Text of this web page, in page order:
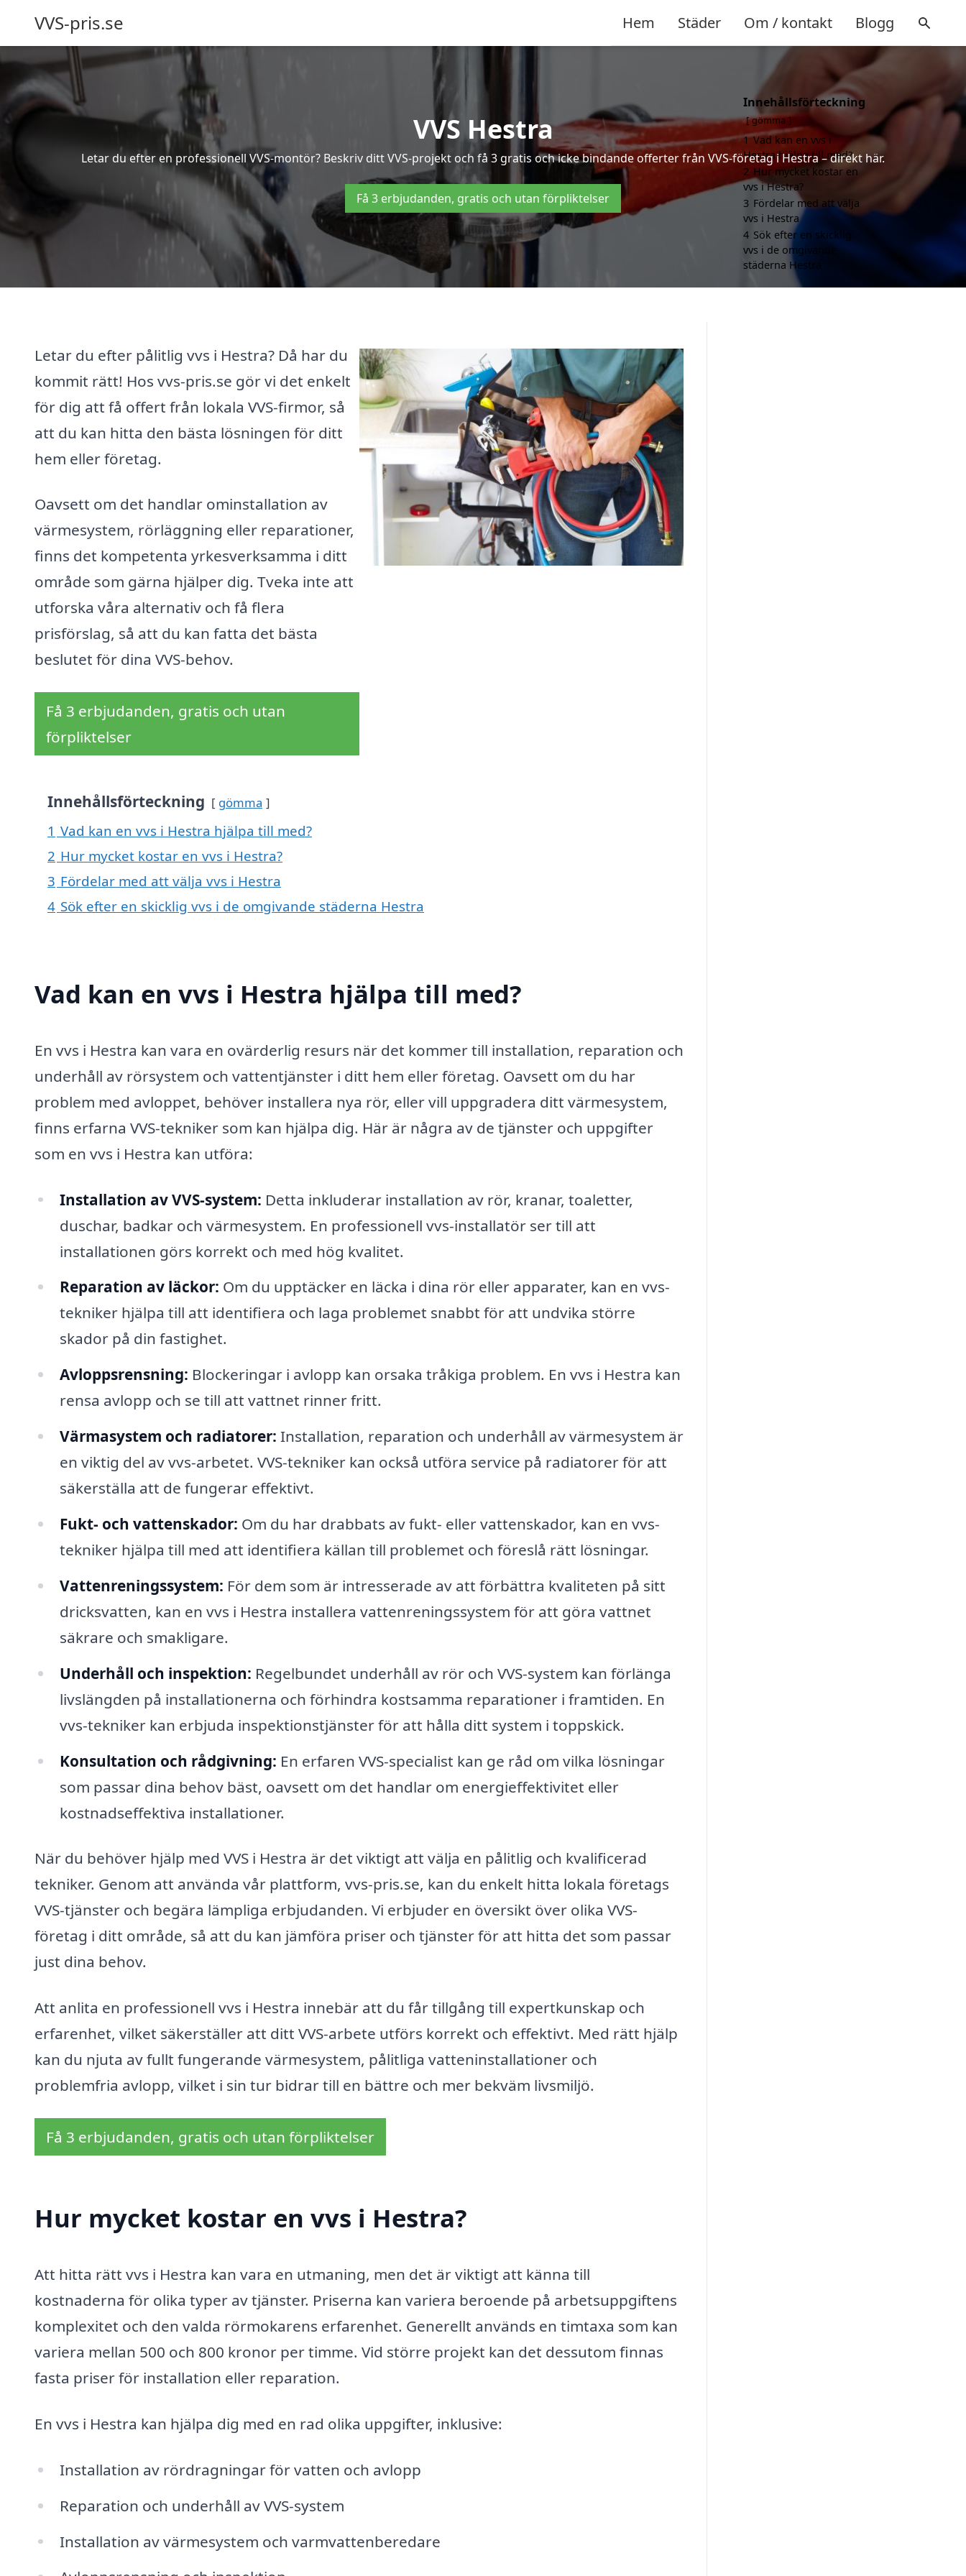
VVS-pris.se Hem Städer Om / kontakt Blogg
VVS Hestra
Letar du efter en professionell VVS-montör? Beskriv ditt VVS-projekt och få 3 gratis och icke bindande offerter från VVS-företag i Hestra – direkt här.
Få 3 erbjudanden, gratis och utan förpliktelser
Letar du efter pålitlig vvs i Hestra? Då har du
kommit rätt! Hos vvs-pris.se gör vi det enkelt
för dig att få offert från lokala VVS-firmor, så
att du kan hitta den bästa lösningen för ditt
hem eller företag.
Oavsett om det handlar ominstallation av
värmesystem, rörläggning eller reparationer,
finns det kompetenta yrkesverksamma i ditt
område som gärna hjälper dig. Tveka inte att
utforska våra alternativ och få flera
prisförslag, så att du kan fatta det bästa
beslutet för dina VVS-behov.
Få 3 erbjudanden, gratis och utan
förpliktelser
Innehållsförteckning gömma
1 Vad kan en vvs i Hestra hjälpa till med?
2 Hur mycket kostar en vvs i Hestra?
3 Fördelar med att välja vvs i Hestra
4 Sök efter en skicklig vvs i de omgivande städerna Hestra
Vad kan en vvs i Hestra hjälpa till med?
En vvs i Hestra kan vara en ovärderlig resurs när det kommer till installation, reparation och
underhåll av rörsystem och vattentjänster i ditt hem eller företag. Oavsett om du har
problem med avloppet, behöver installera nya rör, eller vill uppgradera ditt värmesystem,
finns erfarna VVS-tekniker som kan hjälpa dig. Här är några av de tjänster och uppgifter
som en vvs i Hestra kan utföra:
Installation av VVS-system: Detta inkluderar installation av rör, kranar, toaletter,
duschar, badkar och värmesystem. En professionell vvs-installatör ser till att
installationen görs korrekt och med hög kvalitet.
Reparation av läckor: Om du upptäcker en läcka i dina rör eller apparater, kan en vvs-
tekniker hjälpa till att identifiera och laga problemet snabbt för att undvika större
skador på din fastighet.
Avloppsrensning: Blockeringar i avlopp kan orsaka tråkiga problem. En vvs i Hestra kan
rensa avlopp och se till att vattnet rinner fritt.
Värmasystem och radiatorer: Installation, reparation och underhåll av värmesystem är
en viktig del av vvs-arbetet. VVS-tekniker kan också utföra service på radiatorer för att
säkerställa att de fungerar effektivt.
Fukt- och vattenskador: Om du har drabbats av fukt- eller vattenskador, kan en vvs-
tekniker hjälpa till med att identifiera källan till problemet och föreslå rätt lösningar.
Vattenreningssystem: För dem som är intresserade av att förbättra kvaliteten på sitt
dricksvatten, kan en vvs i Hestra installera vattenreningssystem för att göra vattnet
säkrare och smakligare.
Underhåll och inspektion: Regelbundet underhåll av rör och VVS-system kan förlänga
livslängden på installationerna och förhindra kostsamma reparationer i framtiden. En
vvs-tekniker kan erbjuda inspektionstjänster för att hålla ditt system i toppskick.
Konsultation och rådgivning: En erfaren VVS-specialist kan ge råd om vilka lösningar
som passar dina behov bäst, oavsett om det handlar om energieffektivitet eller
kostnadseffektiva installationer.
När du behöver hjälp med VVS i Hestra är det viktigt att välja en pålitlig och kvalificerad
tekniker. Genom att använda vår plattform, vvs-pris.se, kan du enkelt hitta lokala företags
VVS-tjänster och begära lämpliga erbjudanden. Vi erbjuder en översikt över olika VVS-
företag i ditt område, så att du kan jämföra priser och tjänster för att hitta det som passar
just dina behov.
Att anlita en professionell vvs i Hestra innebär att du får tillgång till expertkunskap och
erfarenhet, vilket säkerställer att ditt VVS-arbete utförs korrekt och effektivt. Med rätt hjälp
kan du njuta av fullt fungerande värmesystem, pålitliga vatteninstallationer och
problemfria avlopp, vilket i sin tur bidrar till en bättre och mer bekväm livsmiljö.
Få 3 erbjudanden, gratis och utan förpliktelser
Hur mycket kostar en vvs i Hestra?
Att hitta rätt vvs i Hestra kan vara en utmaning, men det är viktigt att känna till
kostnaderna för olika typer av tjänster. Priserna kan variera beroende på arbetsuppgiftens
komplexitet och den valda rörmokarens erfarenhet. Generellt används en timtaxa som kan
variera mellan 500 och 800 kronor per timme. Vid större projekt kan det dessutom finnas
fasta priser för installation eller reparation.
En vvs i Hestra kan hjälpa dig med en rad olika uppgifter, inklusive:
Installation av rördragningar för vatten och avlopp
Reparation och underhåll av VVS-system
Installation av värmesystem och varmvattenberedare
Innehållsförteckning
gömma
1 Vad kan en vvs i
Hestra hjälpa till med?
2 Hur mycket kostar en
vvs i Hestra?
3 Fördelar med att välja
vvs i Hestra
4 Sök efter en skicklig
vvs i de omgivande
städerna Hestra